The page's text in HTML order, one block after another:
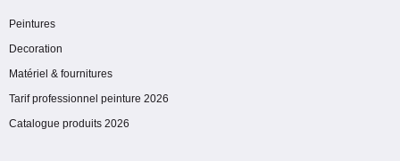
Peintures
Decoration
Matériel & fournitures
Tarif professionnel peinture 2026
Catalogue produits 2026